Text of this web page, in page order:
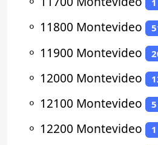
1
⚬ 11800 Montevideo
⚬ 11900 Montevideo
⚬ 12000 Montevideo
⚬ 12100 Montevideo 5
⚬ 12200 Montevideo 1